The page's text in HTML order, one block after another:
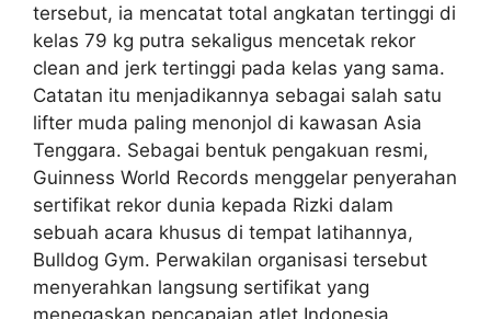
tersebut, ia mencatat total angkatan tertinggi di
kelas 79 kg putra sekaligus mencetak rekor
clean and jerk tertinggi pada kelas yang sama.
Catatan itu menjadikannya sebagai salah satu
lifter muda paling menonjol di kawasan Asia
Tenggara. Sebagai bentuk pengakuan resmi,
Guinness World Records menggelar penyerahan
sertifikat rekor dunia kepada Rizki dalam
sebuah acara khusus di tempat latihannya,
Bulldog Gym. Perwakilan organisasi tersebut
menyerahkan langsung sertifikat yang
menegaskan pencapaian atlet Indonesia